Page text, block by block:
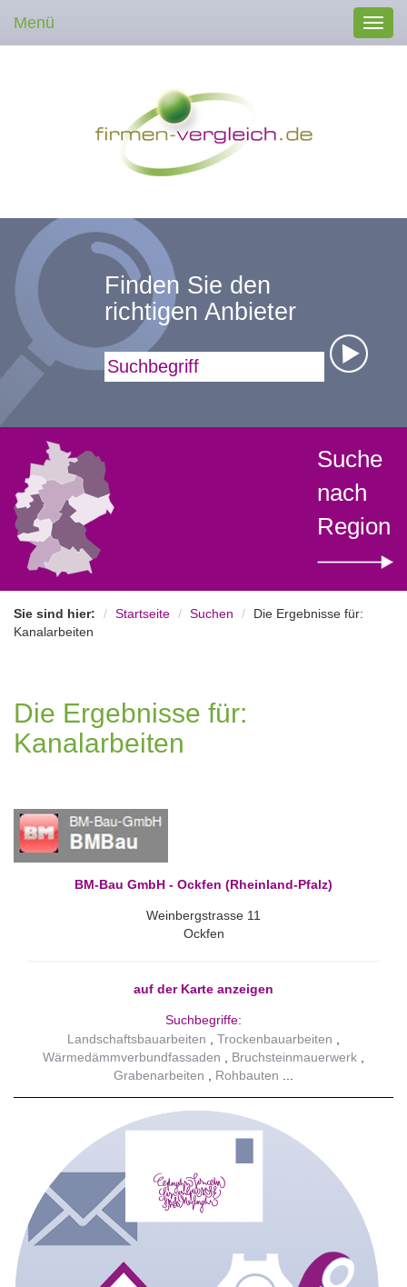
Menü
Finden Sie den
richtigen Anbieter
Suchbegriff
Suche
nach
Region
Sie sind hier: Startseite Suchen
Die Ergebnisse für:
Kanalarbeiten
Die Ergebnisse für:
Kanalarbeiten
BM-Bau GmbH - Ockfen (Rheinland-Pfalz)
Weinbergstrasse 11
Ockfen
auf der Karte anzeigen
Suchbegriffe:
Landschaftsbauarbeiten
Trockenbauarbeiten
Wärmedämmverbundfassaden
Bruchsteinmauerwerk
Grabenarbeiten
Rohbauten